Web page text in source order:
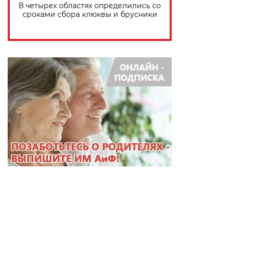
В четырех областях определились со
сроками сбора клюквы и брусники